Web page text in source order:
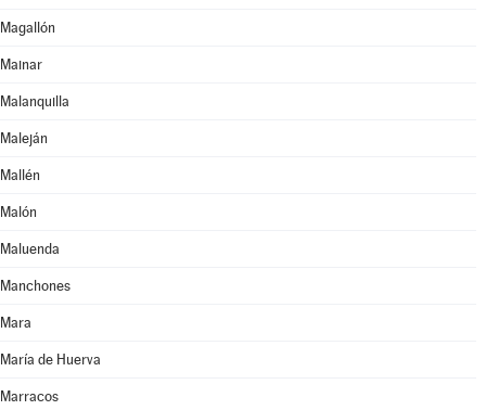
Magallón
Mainar
Malanquilla
Maleján
Mallén
Malón
Maluenda
Manchones
Mara
María de Huerva
Marracos